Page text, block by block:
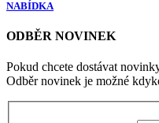
NABÍDKA
ODBĚR NOVINEK
Pokud chcete dostávat
Odběr novinek je možné